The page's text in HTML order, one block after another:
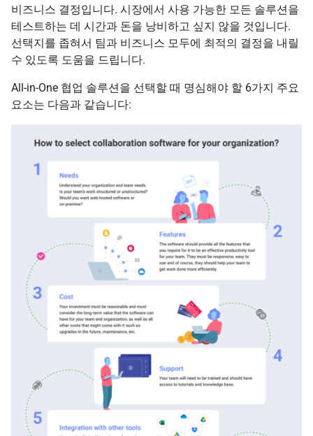
비즈니스 결정입니다. 시장에서 사용 가능한 모든 솔루션을
테스트하는 데 시간과 돈을 낭비하고 싶지 않을 것입니다.
선택지를 좁혀서 팀과 비즈니스 모두에 최적의 결정을 내릴
수 있도록 도움을 드립니다.
All-in-One 협업 솔루션을 선택할 때 명심해야 할 6가지 주요
요소는 다음과 같습니다: